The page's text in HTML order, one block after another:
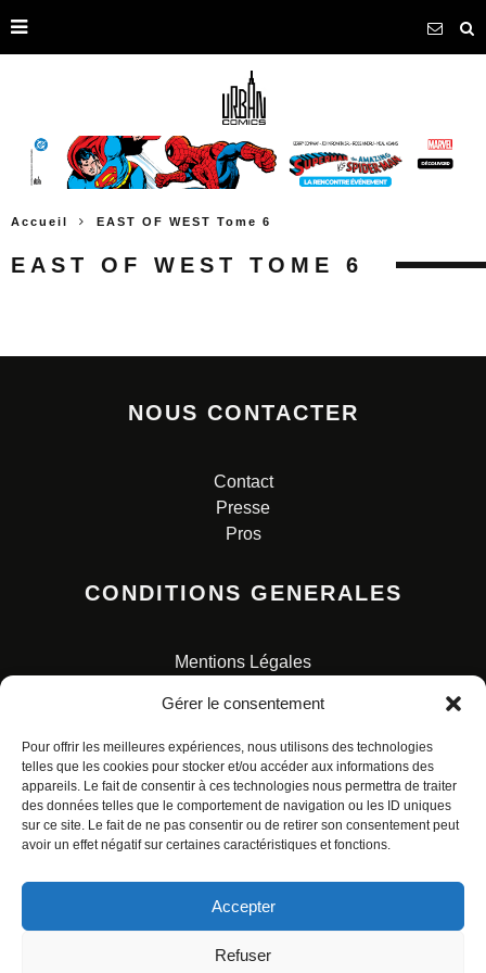
Gérer le consentement
Pour offrir les meilleures expériences, nous utilisons des technologies
telles que les cookies pour stocker et/ou accéder aux informations des
appareils. Le fait de consentir à ces technologies nous permettra de traiter
des données telles que le comportement de navigation ou les ID uniques
sur ce site. Le fait de ne pas consentir ou de retirer son consentement peut
avoir un effet négatif sur certaines caractéristiques et fonctions.
Accepter
Refuser
Accueil EAST OF WEST Tome 6
EAST OF WEST TOME 6
NOUS CONTACTER
Contact
Presse
Pros
CONDITIONS GENERALES
Mentions Légales
Charte pour la protection des données personnelles
© ALL RIGHTS RESERVED. URBAN COMICS POUR LES